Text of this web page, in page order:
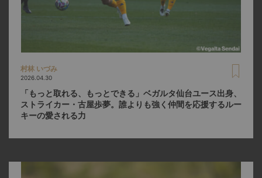
村林 いづみ
2026.04.30
「もっと取れる、もっとできる」ベガルタ仙台ユース出身、
ストライカー・古屋歩夢。誰よりも強く仲間を応援するルー
キーの愛される力